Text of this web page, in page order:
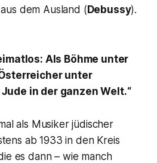
dem Ausland (Debussy).
Als Böhme unter
unter
in der ganzen Welt.“
als Musiker jüdischer
ab 1933 in den Kreis
es dann – wie manch